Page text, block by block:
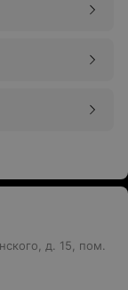
д. 15, пом.